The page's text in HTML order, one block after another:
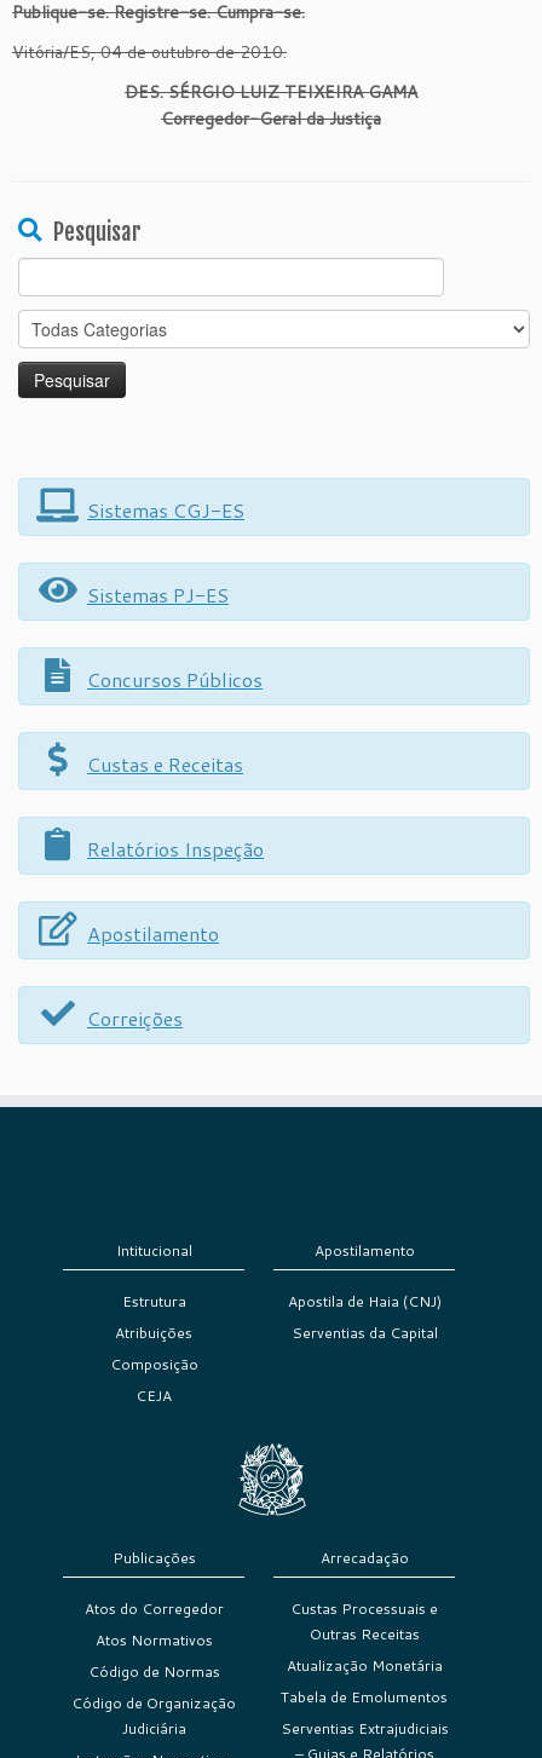
Publique-se. Registre-se. Cumpra-se.
Vitória/ES, 04 de outubro de 2010.
DES. SÉRGIO LUIZ TEIXEIRA GAMA
Corregedor-Geral da Justiça
Pesquisar
Search
for:
Sistemas CGJ-ES
Sistemas PJ-ES
Concursos Públicos
Custas e Receitas
Relatórios Inspeção
Apostilamento
Correições
Intitucional
Estrutura
Atribuições
Composição
CEJA
Apostilamento
Apostila de Haia (CNJ)
Serventias da Capital
Publicações
Atos do Corregedor
Atos Normativos
Código de Normas
Código de Organização
Judiciária
Arrecadação
Custas Processuais e
Outras Receitas
Atualização Monetária
Tabela de Emolumentos
Serventias Extrajudiciais
– Guias e Relatórios